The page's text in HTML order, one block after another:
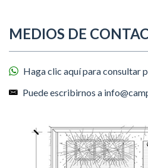
MEDIOS DE
Haga clic aquí para consultar
Puede escribirnos a